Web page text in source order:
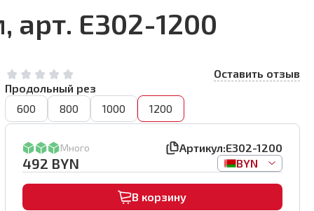
арт. E302-1200
Оставить отзыв
Продольный рез
600
800 1000 1200
Много Артикул:E302-1200
492 BYN BYN
В корзину